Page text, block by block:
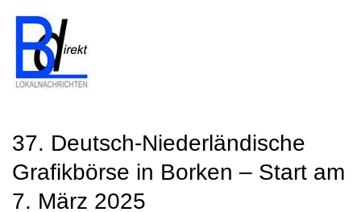
Skip
to
content
37. Deutsch-Niederländische
Grafikbörse in Borken – Start am
7. März 2025